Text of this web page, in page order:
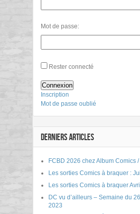
Mot de passe:
Rester connecté
Connexion
Inscription
Mot de passe oublié
DERNIERS ARTICLES
FCBD 2026 chez Album Comics
Les sorties Comics à braquer :
Les sorties Comics à braquer
DC vu d’ailleurs – Semaine du
2023